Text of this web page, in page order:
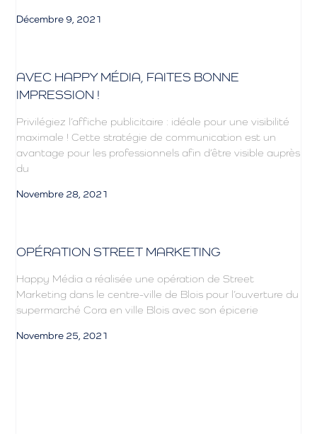
Décembre 9, 2021
AVEC HAPPY MÉDIA, FAITES BONNE
IMPRESSION !
Privilégiez l’affiche publicitaire : idéale pour une visibilité
maximale ! Cette stratégie de communication est un
avantage pour les professionnels afin d’être visible auprès
du
Novembre 28, 2021
OPÉRATION STREET MARKETING
Happy Média a réalisée une opération de Street
Marketing dans le centre-ville de Blois pour l’ouverture du
supermarché Cora en ville Blois avec son épicerie
Novembre 25, 2021